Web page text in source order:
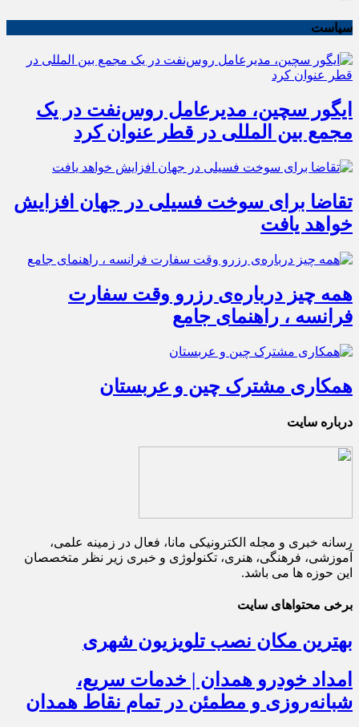
سیاست
ایگور سچین، مدیرعامل روس‌نفت در یک
مجمع بین المللی در قطر عنوان کرد
تقاضا برای سوخت فسیلی در جهان افزایش
خواهد یافت
همه چیز درباره‌ی رزرو وقت سفارت
فرانسه ، راهنمای جامع
همکاری مشترک چین و عربستان
درباره سایت
رسانه خبری و مجله الکترونیکی مانا، فعال در زمینه علمی،
آموزشی، فرهنگی، هنری، تکنولوژی و خبری زیر نظر متخصصان
این حوزه ها می باشد.
برخی محتواهای سایت
بهترین مکان نصب تلویزیون شهری
امداد خودرو همدان | خدمات سریع،
شبانه‌روزی و مطمئن در تمام نقاط همدان